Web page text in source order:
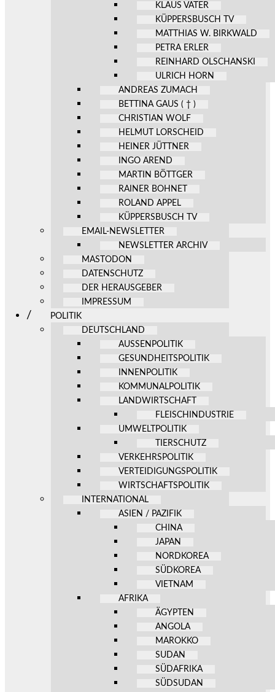
KLAUS VATER
KÜPPERSBUSCH TV
MATTHIAS W. BIRKWALD
PETRA ERLER
REINHARD OLSCHANSKI
ULRICH HORN
ANDREAS ZUMACH
BETTINA GAUS ( † )
CHRISTIAN WOLF
HELMUT LORSCHEID
HEINER JÜTTNER
INGO AREND
MARTIN BÖTTGER
RAINER BOHNET
ROLAND APPEL
KÜPPERSBUSCH TV
EMAIL-NEWSLETTER
NEWSLETTER ARCHIV
MASTODON
DATENSCHUTZ
DER HERAUSGEBER
IMPRESSUM
POLITIK
DEUTSCHLAND
AUSSENPOLITIK
GESUNDHEITSPOLITIK
INNENPOLITIK
KOMMUNALPOLITIK
LANDWIRTSCHAFT
FLEISCHINDUSTRIE
UMWELTPOLITIK
TIERSCHUTZ
VERKEHRSPOLITIK
VERTEIDIGUNGSPOLITIK
WIRTSCHAFTSPOLITIK
INTERNATIONAL
ASIEN / PAZIFIK
CHINA
JAPAN
NORDKOREA
SÜDKOREA
VIETNAM
AFRIKA
ÄGYPTEN
ANGOLA
MAROKKO
SUDAN
SÜDAFRIKA
SÜDSUDAN